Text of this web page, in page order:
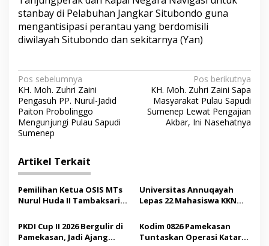
stanbay di Pelabuhan Jangkar Situbondo guna
mengantisipasi perantau yang berdomisili
diwilayah Situbondo dan sekitarnya (Yan)
N
a
v
i
a
s
i
o
Pos sebelumnya
KH. Moh. Zuhri Zaini
Pengasuh PP. Nurul-Jadid
Paiton Probolinggo
Mengunjungi Pulau Sapudi
Sumenep
Pos berikutnya
KH. Moh. Zuhri Zaini Sapa
Masyarakat Pulau Sapudi
Sumenep Lewat Pengajian
Akbar, Ini Nasehatnya
Artikel Terkait
Pemilihan Ketua OSIS MTs
Nurul Huda II Tambaksari
Demokrasi bagi Siswa
Universitas Annuqayah
Lepas 22 Mahasiswa KKN
Saudi
PKDI Cup II 2026 Bergulir di
Pamekasan, Jadi Ajang
Kodim 0826 Pamekasan
Tuntaskan Operasi Katarak